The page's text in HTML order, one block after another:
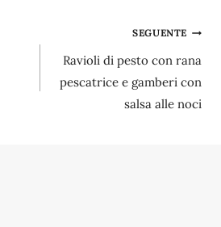
SEGUENTE
Ravioli di pesto con rana
pescatrice e gamberi con
salsa alle noci